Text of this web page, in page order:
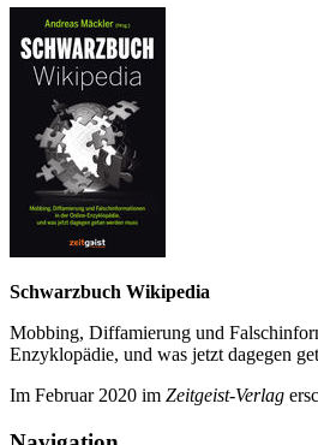
Schwarzbuch Wikipedia
Mobbing, Diffamierung und
Enzyklo­pädie, und was jetzt da­gegen
Im Februar 2020 im Zeit­geist-Verlag